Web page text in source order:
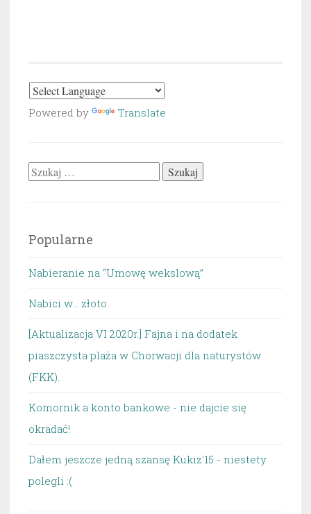
Powered by Translate
Szukaj:
Popularne
Nabieranie na “Umowę wekslową”
Nabici w... złoto.
[Aktualizacja VI 2020r.] Fajna i na dodatek
piaszczysta plaża w Chorwacji dla naturystów
(FKK).
Komornik a konto bankowe - nie dajcie się
okradać!
Dałem jeszcze jedną szansę Kukiz'15 - niestety
polegli :(